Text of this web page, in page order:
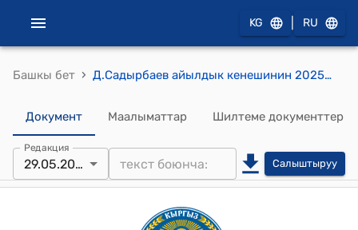
KG RU
Башкы бет › Д.Садырбаев айылдык кенешинин 2025-жылдын 29-майындагы №7/2 «Жаңы -Турмуш көчөсүнө ат коюу тууралуу» токтому
Документ Маалыматтар Шилтеме документтер
Редакция
29.05.2025 Салыштыруу